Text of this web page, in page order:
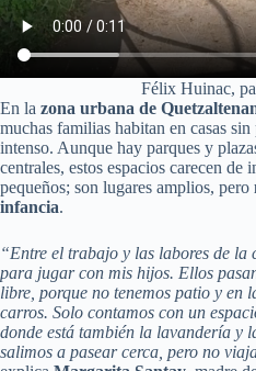
Félix Huinac,
En la zona urbana de
muchas familias habitan en casas
intenso. Aunque hay parques y
centrales, estos espacios carecen de
pequeños; son lugares amplios, pero
infancia.
“Entre el trabajo y las labores de la
para jugar con mis hijos. Ellos
libre, porque no tenemos patio y en
carros. Solo contamos con un
donde está también la lavandería y
salimos a pasear cerca, pero no